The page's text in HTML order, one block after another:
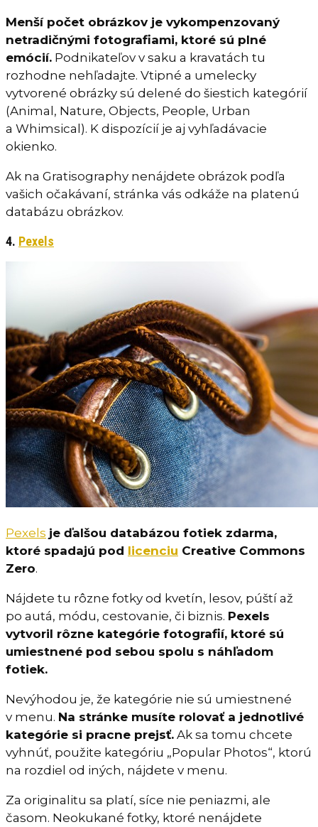
Menší počet obrázkov je vykompenzovaný
netradičnými fotografiami, ktoré sú plné
emócií. Podnikateľov v saku a kravatách tu
rozhodne nehľadajte. Vtipné a umelecky
vytvorené obrázky sú delené do šiestich kategórií
(Animal, Nature, Objects, People, Urban
a Whimsical). K dispozícií je aj vyhľadávacie
okienko.
Ak na Gratisography nenájdete obrázok podľa
vašich očakávaní, stránka vás odkáže na platenú
databázu obrázkov.
4. Pexels
Pexels je ďalšou databázou fotiek zdarma,
ktoré spadajú pod licenciu Creative Commons
Zero.
Nájdete tu rôzne fotky od kvetín, lesov, púští až
po autá, módu, cestovanie, či biznis. Pexels
vytvoril rôzne kategórie fotografií, ktoré sú
umiestnené pod sebou spolu s náhľadom
fotiek.
Nevýhodou je, že kategórie nie sú umiestnené
v menu. Na stránke musíte rolovať a jednotlivé
kategórie si pracne prejsť. Ak sa tomu chcete
vyhnúť, použite kategóriu „Popular Photos“, ktorú
na rozdiel od iných, nájdete v menu.
Za originalitu sa platí, síce nie peniazmi, ale
časom. Neokukané fotky, ktoré nenájdete